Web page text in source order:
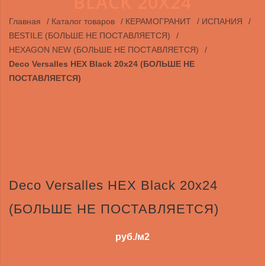
Главная / Каталог товаров / КЕРАМОГРАНИТ / ИСПАНИЯ
/
BESTILE (БОЛЬШЕ НЕ ПОСТАВЛЯЕТСЯ)
/
HEXAGON NEW (БОЛЬШЕ НЕ ПОСТАВЛЯЕТСЯ)
/
Deco Versalles HEX Black 20x24 (БОЛЬШЕ НЕ
ПОСТАВЛЯЕТСЯ)
Deco Versalles HEX Black 20x24
(БОЛЬШЕ НЕ ПОСТАВЛЯЕТСЯ)
руб./м2